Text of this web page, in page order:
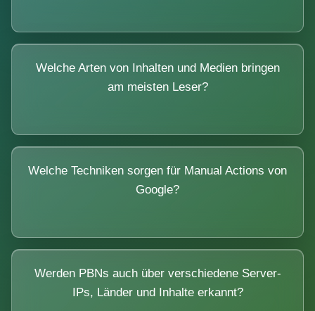
Welche Arten von Inhalten und Medien bringen
am meisten Leser?
Welche Techniken sorgen für Manual Actions von
Google?
Werden PBNs auch über verschiedene Server-
IPs, Länder und Inhalte erkannt?